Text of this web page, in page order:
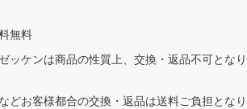
無料
ッケンは商品の性質上、交換・返品不可となり
どお客様都合の交換・返品は送料ご負担となり